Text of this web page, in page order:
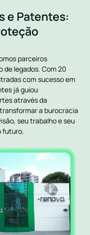
e Patentes:
parceiros
legados. Com 20
com sucesso em
já guiou
através da
a burocracia
seu trabalho e seu
futuro.